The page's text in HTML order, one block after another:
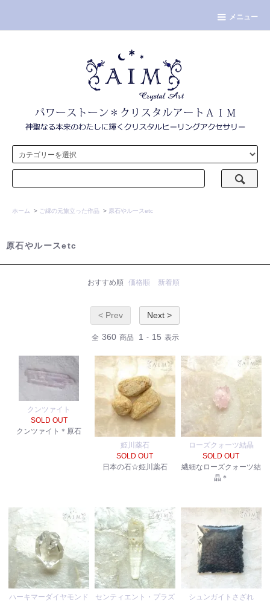
メニュー
ホーム > ご縁の元旅立った作品 > 原石やルースetc
原石やルースetc
おすすめ順 価格順 新着順
< Prev Next >
全 360 商品 1 - 15 表示
クンツァイト
SOLD OUT
クンツァイト＊原石
姫川薬石
SOLD OUT
日本の石☆姫川薬石
ローズクォーツ結晶
SOLD OUT
繊細なローズクォーツ結
晶＊
ハーキマーダイヤモンド
センティエント・プラズ
シュンガイトさざれ